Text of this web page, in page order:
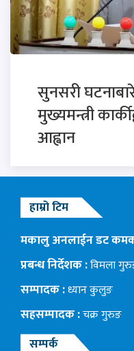
सुनसरी
मुख्यमन्त्री
आह्वान
हाम्रो टिम
मकालु अनलाईन डट
प्रबन्ध निर्देशक :विमला
सम्पादक :ध्यान कुलुङ
सहसम्पादक :चक्र गुरुङ
सम्पर्क